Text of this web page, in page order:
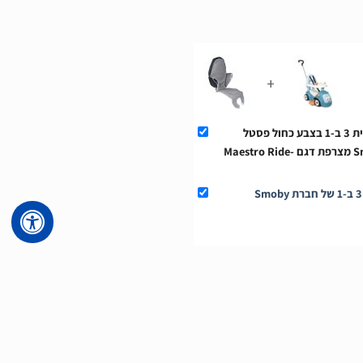
+
This Product: בימבה התפתחותית 3 ב-1 בצבע כחול פסטל
כולל ידית דחיפה של חברת Smoby מצרפת דגם Maestro Ride-
כיסוי מושב לבימבה התפתחותית 3 ב-1 של חברת Smoby